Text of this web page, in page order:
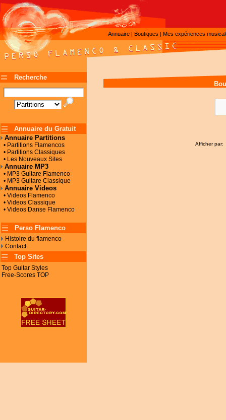
Annuaire | Boutiques | Mes expériences
Recherche
Annuaire du Gratuit
Annuaire Partitions
• Partitions Flamencos
• Partitions Classiques
• Les Nouveaux Sites
Annuaire MP3
• MP3 Guitare Flamenco
• MP3 Guitare Classique
Annuaire Videos
• Videos Flamenco
• Videos Classique
• Videos Danse Flamenco
Perso Flamenco
Histoire du flamenco
Contact
Top Sites
Top Guitar Styles
Free-Scores TOP
Afficher par: